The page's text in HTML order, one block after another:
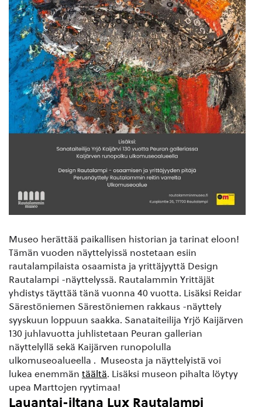
Museo herättää paikallisen historian ja tarinat eloon!
Tämän vuoden näyttelyissä nostetaan esiin
rautalampilaista osaamista ja yrittäjyyttä Design
Rautalampi -näyttelyssä. Rautalammin Yrittäjät
yhdistys täyttää tänä vuonna 40 vuotta. Lisäksi Reidar
Särestöniemen Särestöniemen rakkaus -näyttely
syyskuun loppuun saakka. Sanataiteilija Yrjö Kaijärven
130 juhlavuotta juhlistetaan Peuran gallerian
näyttelyllä sekä Kaijärven runopolulla
ulkomuseoalueella . Museosta ja näyttelyistä voi
lukea enemmän täältä. Lisäksi museon pihalta löytyy
upea Marttojen ryytimaa!
Lauantai-iltana Lux Rautalampi